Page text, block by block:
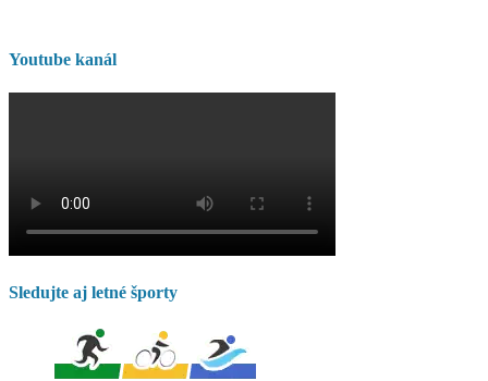
Youtube kanál
Sledujte aj letné športy